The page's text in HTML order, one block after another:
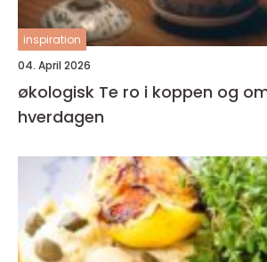
inspiration
04. April 2026
økologisk Te ro i koppen og omtanke i
hverdagen